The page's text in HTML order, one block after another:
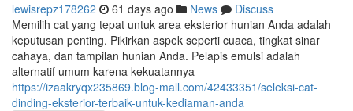
lewisrepz178262 61 days ago News
Discuss
Memilih cat yang tepat untuk area eksterior hunian Anda adalah
keputusan penting. Pikirkan aspek seperti cuaca, tingkat sinar
cahaya, dan tampilan hunian Anda. Pelapis emulsi adalah
alternatif umum karena kekuatannya
https://izaakryqx235869.blog-mall.com/42433351/seleksi-cat-
dinding-eksterior-terbaik-untuk-kediaman-anda